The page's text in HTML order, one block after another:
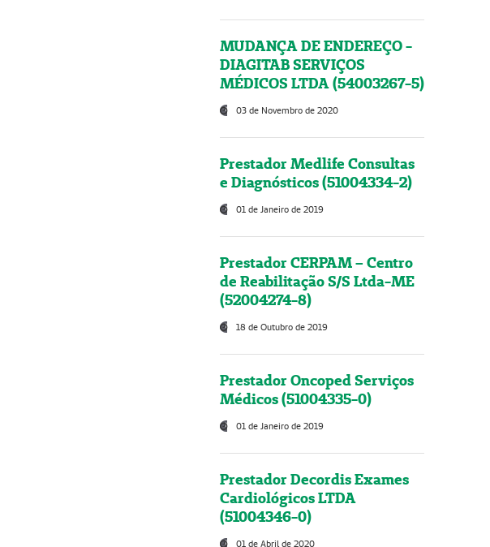
MUDANÇA DE ENDEREÇO -
DIAGITAB SERVIÇOS
MÉDICOS LTDA (54003267-5)
03 de Novembro de 2020
Prestador Medlife Consultas
e Diagnósticos (51004334-2)
01 de Janeiro de 2019
Prestador CERPAM – Centro
de Reabilitação S/S Ltda-ME
(52004274-8)
18 de Outubro de 2019
Prestador Oncoped Serviços
Médicos (51004335-0)
01 de Janeiro de 2019
Prestador Decordis Exames
Cardiológicos LTDA
(51004346-0)
01 de Abril de 2020